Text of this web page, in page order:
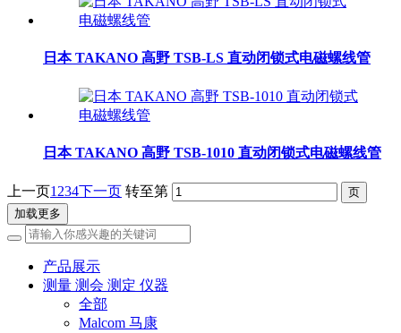
日本 TAKANO 高野 TSB-LS 直动闭锁式电磁螺线管
日本 TAKANO 高野 TSB-1010 直动闭锁式电磁螺线管
上一页1 234下一页 转至第
加载更多
产品展示
测量 测会 测定 仪器
全部
Malcom 马康